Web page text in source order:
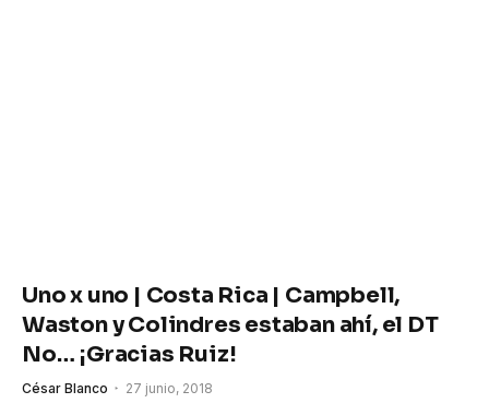
Uno x uno | Costa Rica | Campbell,
Waston y Colindres estaban ahí, el DT
No… ¡Gracias Ruiz!
César Blanco 27 junio, 2018